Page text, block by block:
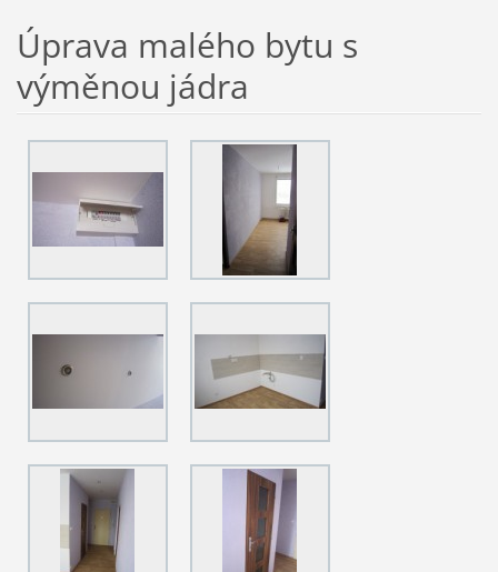
Úprava malého bytu s
výměnou jádra